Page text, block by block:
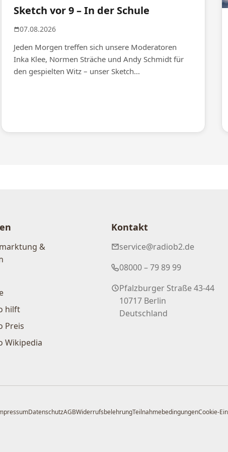
Sketch vor 9 – In der Schule
07.08.2026
Jeden Morgen treffen sich unsere Moderatoren
Inka Klee, Normen Sträche und Andy Schmidt für
den gespielten Witz – unser Sketch...
&
hilft
Preis
Wikipedia
Kontakt
service@radiob2.de
08000 – 79 89 99
Pfalzburger Straße 43-44
10717 Berlin
Deutschland
DatenschutzAGBWiderrufsbelehrungTeilnahmebedingungenCookie-